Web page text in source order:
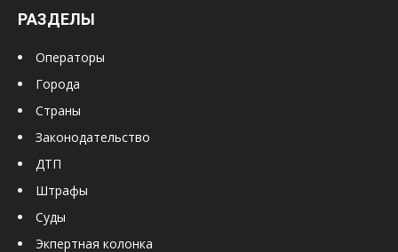
РАЗДЕЛЫ
Операторы
Города
Страны
Законодательство
ДТП
Штрафы
Суды
Экпертная колонка